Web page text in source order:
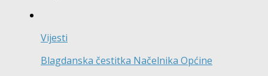
Vijesti
Blagdanska čestitka Načelnika Općine